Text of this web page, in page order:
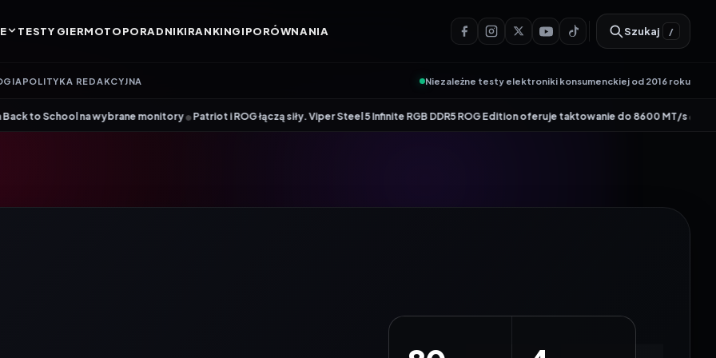
TESTY GIERMOTOPORADNIKIRANKINGIPORÓWNANIA Szukaj /
POLITYKA REDAKCYJNA Niezależne testy elektroniki konsumenckiej od 2016 roku
•Patriot i ROG łączą siły. Viper Steel 5 Infinite RGB DDR5 ROG Edition oferuje taktowanie do 8600 MT/s•Genesis Zircon 880 – nowy członek